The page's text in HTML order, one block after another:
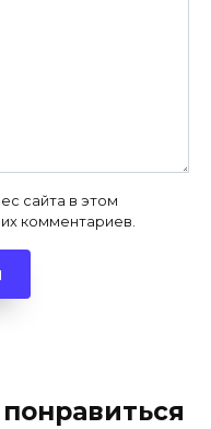
сайта в этом
комментариев.